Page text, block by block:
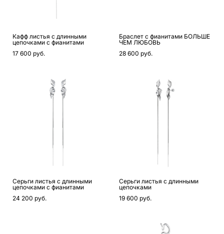
Кафф листья с длинными
цепочками с фианитами
17 600 pуб.
Браслет с фианитами БОЛЬШЕ
ЧЕМ ЛЮБОВЬ
28 600 pуб.
Серьги листья с длинными
цепочками c фианитами
24 200 pуб.
Серьги листья с длинными
цепочками
19 600 pуб.